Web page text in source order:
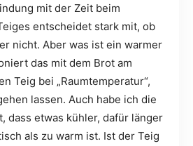
mit der Zeit beim
entscheidet stark mit, ob
nicht. Aber was ist ein warmer
das mit dem Brot am
Teig bei „Raumtemperatur“,
lassen. Auch habe ich die
dass etwas kühler, dafür länger
als zu warm ist. Ist der Teig